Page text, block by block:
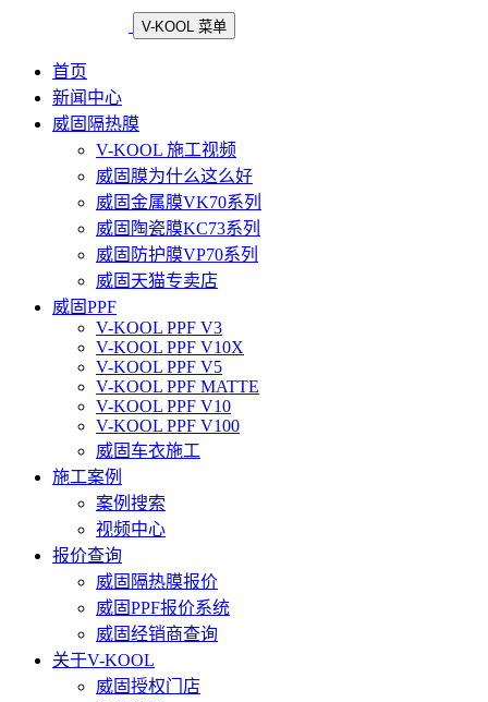
V-KOOL 菜单
首页
新闻中心
威固隔热膜
V-KOOL 施工视频
威固膜为什么这么好
威固金属膜VK70系列
威固陶瓷膜KC73系列
威固防护膜VP70系列
威固天猫专卖店
威固PPF
V-KOOL PPF V3
V-KOOL PPF V10X
V-KOOL PPF V5
V-KOOL PPF MATTE
V-KOOL PPF V10
V-KOOL PPF V100
威固车衣施工
施工案例
案例搜索
视频中心
报价查询
威固隔热膜报价
威固PPF报价系统
威固经销商查询
关于V-KOOL
威固授权门店